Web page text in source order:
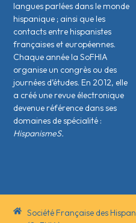
langues parlées dans le monde
hispanique ; ainsi que les
contacts entre hispanistes
français·es et européen·nes.
Chaque année la SoFHIA
organise un congrès ou des
journées d’études. En 2012, elle
a créé une revue électronique
devenue référence dans ses
domaines de spécialité :
HispanismeS.
Société Française des